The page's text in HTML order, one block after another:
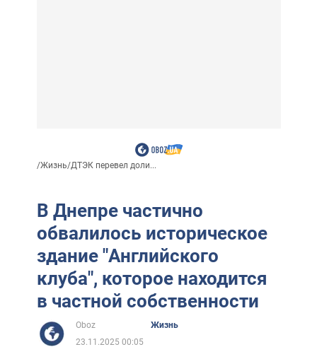
/Жизнь/ДТЭК перевел доли...
В Днепре частично
обвалилось историческое
здание "Английского
клуба", которое находится
в частной собственности
Oboz
Жизнь
23.11.2025 00:05